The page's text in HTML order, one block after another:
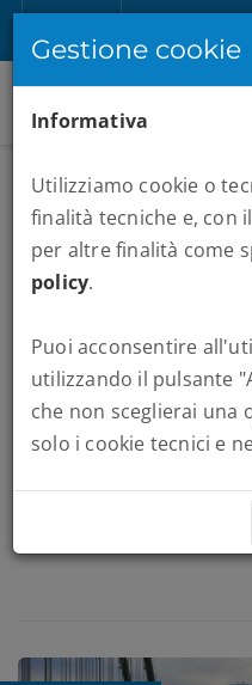
MARATONE :
Quando vuoi partire:
Gestione cookie
Informativa
Utilizziamo cookie o
finalità tecniche e, con
per altre finalità come
policy.
Puoi acconsentire
utilizzando il pulsante
che non sceglierai una
solo i cookie tecnici e